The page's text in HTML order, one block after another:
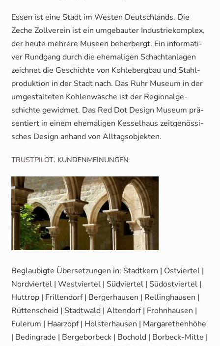
Essen ist eine Stadt im Wes­ten Deutsch­lands. Die
Zeche Zoll­ver­ein ist ein umge­bau­ter Indus­trie­kom­plex,
der heu­te meh­re­re Muse­en beher­bergt. Ein infor­ma­ti­
ver Rund­gang durch die ehe­ma­li­gen Schacht­an­la­gen
zeich­net die Geschich­te von Koh­le­berg­bau und Stahl­
pro­duk­ti­on in der Stadt nach. Das Ruhr Muse­um in der
umge­stal­te­ten Koh­len­wä­sche ist der Regio­nal­ge­
schich­te gewid­met. Das Red Dot Design Muse­um prä­
sen­tiert in einem ehe­ma­li­gen Kes­sel­haus zeit­ge­nös­si­
sches Design anhand von Alltagsobjekten.
TRUSTPILOT. KUNDENMEINUNGEN
Beglau­big­te Über­set­zun­gen in: Stadt­kern | Ost­vier­tel |
Nord­vier­tel | West­vier­tel | Süd­vier­tel | Süd­ost­vier­tel |
Hut­trop | Fril­len­dorf | Ber­ger­hau­sen | Rel­ling­hau­sen |
Rüt­ten­scheid | Stadt­wald | Alten­dorf | Frohn­hau­sen |
Fuler­um | Haar­zopf | Hols­ter­hau­sen | Mar­ga­re­then­hö­he
| Bedin­gra­de | Berg­ebor­beck | Bochold | Bor­beck-Mit­te |